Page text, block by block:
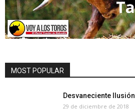
MOST POPULAR
Desvaneciente Ilusión
29 de diciembre de 2018